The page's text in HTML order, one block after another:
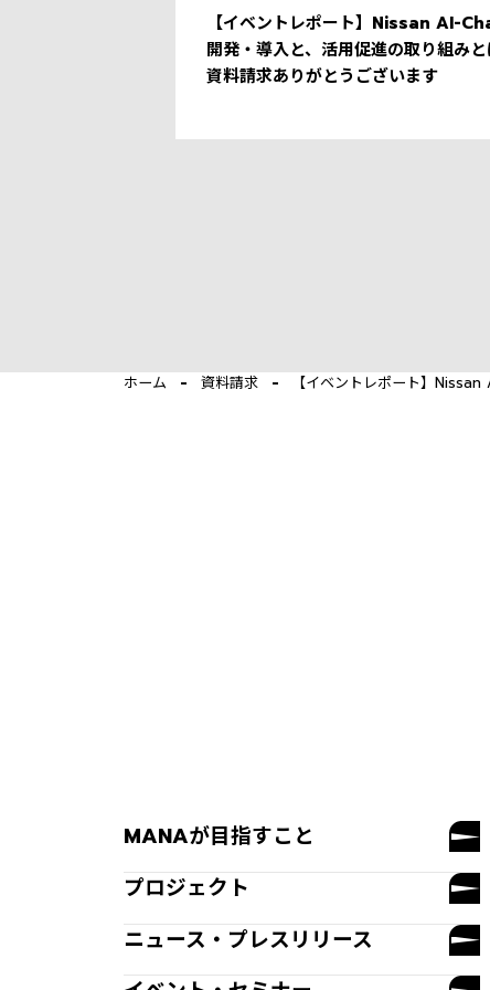
【イベントレポート】Nissan AI-
開発・導入と、活用促進の取り組みと
資料請求ありがとうございます
ホーム 資料請求 【イベントレポート】
MANAが目指すこと
プロジェクト
ニュース・プレスリリース